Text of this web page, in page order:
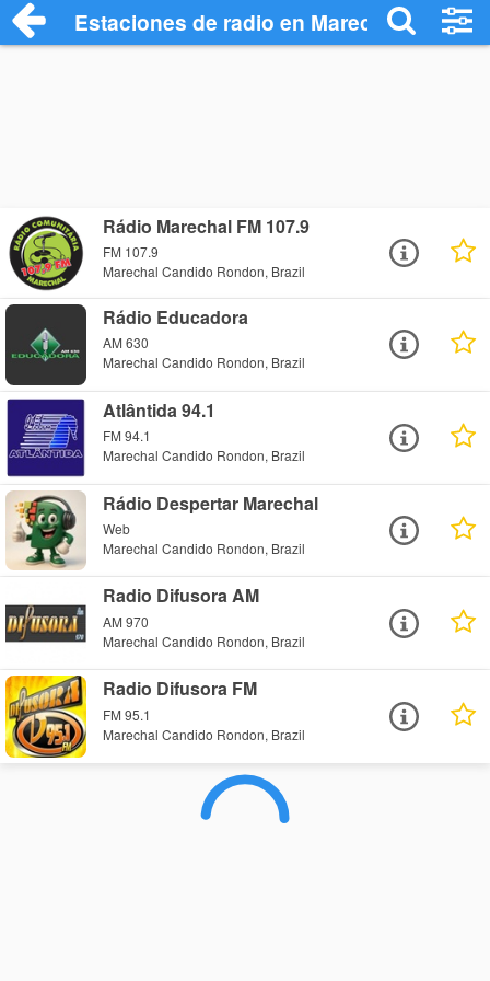
Estaciones de radio en Marechal
Rádio Marechal FM 107.9
FM 107.9
Marechal Candido Rondon, Brazil
Rádio Educadora
AM 630
Marechal Candido Rondon, Brazil
Atlântida 94.1
FM 94.1
Marechal Candido Rondon, Brazil
Rádio Despertar Marechal
Web
Marechal Candido Rondon, Brazil
Radio Difusora AM
AM 970
Marechal Candido Rondon, Brazil
Radio Difusora FM
FM 95.1
Marechal Candido Rondon, Brazil